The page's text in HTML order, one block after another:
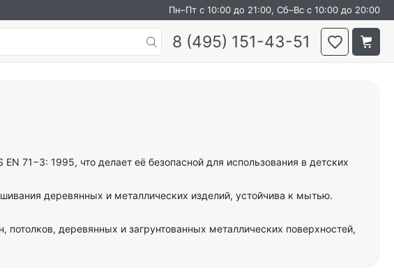
Пн–Пт с 10:00 до 21:00, Сб–Вс с 10:00 до 20:00
8 (495) 151-43-51
71−3: 1995, что делает её безопасной для использования в детских
деревянных и металлических изделий, устойчива к мытью.
деревянных и загрунтованных металлических поверхностей,